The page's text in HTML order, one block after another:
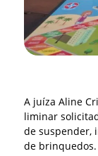
A juíza Aline
liminar
de suspender,
de brinquedos.